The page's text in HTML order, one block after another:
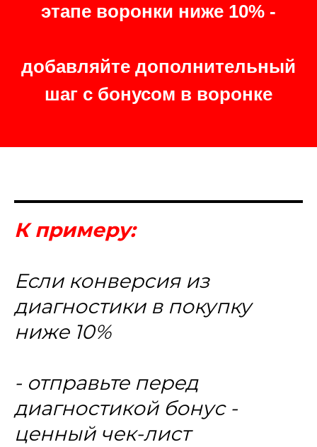
этапе воронки ниже 10% -
добавляйте дополнительный
шаг с бонусом в воронке
К примеру:
Если конверсия из
диагностики в покупку
ниже 10%
- отправьте перед
диагностикой бонус -
ценный чек-лист